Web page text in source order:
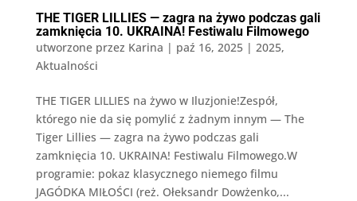
THE TIGER LILLIES — zagra na żywo podczas gali
zamknięcia 10. UKRAINA! Festiwalu Filmowego
utworzone przez Karina | paź 16, 2025| 2025,
Aktualności
THE TIGER LILLIES na żywo w Iluzjonie!Zespół,
którego nie da się pomylić z żadnym innym — The
Tiger Lillies — zagra na żywo podczas gali
zamknięcia 10. UKRAINA! Festiwalu Filmowego.W
programie: pokaz klasycznego niemego filmu
JAGÓDKA MIŁOŚCI (reż. Ołeksandr Dowżenko,...